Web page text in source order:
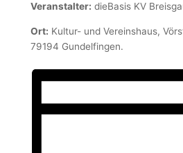
Veranstalter: dieBasis KV
Ort: Kultur- und Vereinshaus,
79194 Gundelfingen.